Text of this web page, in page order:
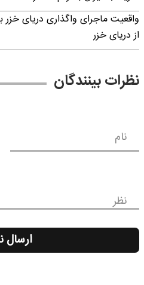
واقعیت ماجرای واگذاری دریای
از دریای خزر
نظرات بینندگان
نام
نظر
ارسال